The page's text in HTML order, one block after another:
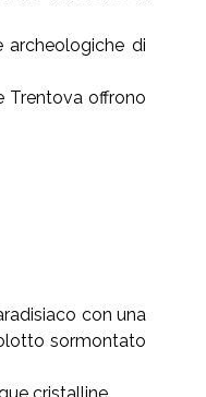
archeologiche di
Trentova offrono
con una
sormontato